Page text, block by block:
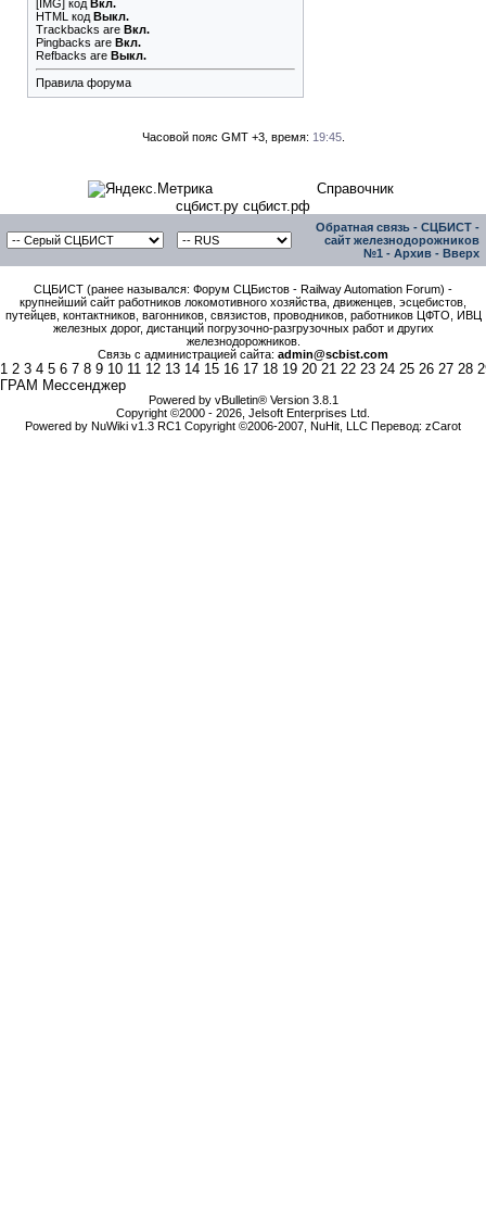
[IMG] код Вкл.
HTML код Выкл.
Trackbacks are Вкл.
Pingbacks are Вкл.
Refbacks are Выкл.
Правила форума
Часовой пояс GMT +3, время: 19:45.
Справочник
сцбист.ру сцбист.рф
Обратная связь - СЦБИСТ -
сайт железнодорожников
№1 - Архив - Вверх
СЦБИСТ (ранее назывался: Форум СЦБистов - Railway Automation Forum) -
крупнейший сайт работников локомотивного хозяйства, движенцев, эсцебистов,
путейцев, контактников, вагонников, связистов, проводников, работников ЦФТО, ИВЦ
железных дорог, дистанций погрузочно-разгрузочных работ и других
железнодорожников.
Связь с администрацией сайта: admin@scbist.com
1 2 3 4 5 6 7 8 9 10 11 12 13 14 15 16 17 18 19 20 21 22 23 24 25 26 27 28
ГРАМ Мессенджер
Powered by vBulletin® Version 3.8.1
Copyright ©2000 - 2026, Jelsoft Enterprises Ltd.
Powered by NuWiki v1.3 RC1 Copyright ©2006-2007, NuHit, LLC Перевод: zCarot